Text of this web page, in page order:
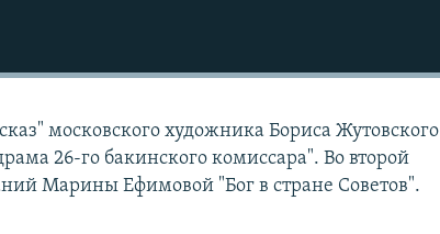
московского художника Бориса Жутовского
26-го бакинского комиссара". Во второй
Марины Ефимовой "Бог в стране Советов".